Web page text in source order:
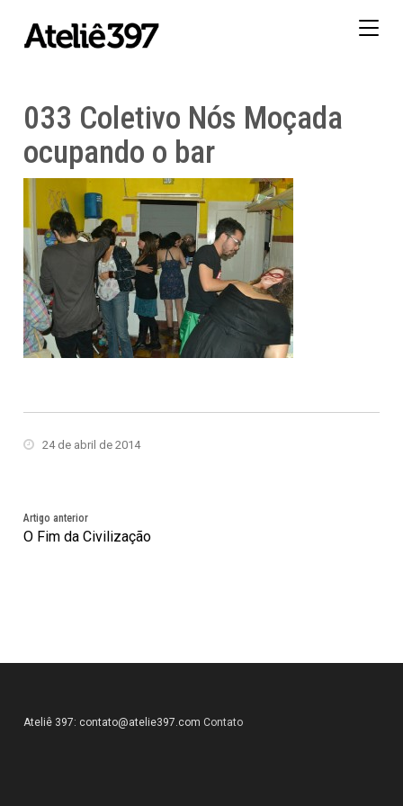
033 Coletivo Nós Moçada
ocupando o bar
24 de abril de 2014
Artigo anterior
O Fim da Civilização
Ateliê 397: contato@atelie397.com Contato